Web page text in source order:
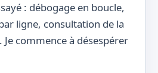
: débogage en boucle,
ligne, consultation de la
Je commence à désespérer